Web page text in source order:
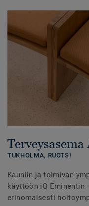
TUKHOLMA, RUOTSI
Kauniin ja toimivan
käyttöön iQ
erinomaisesti